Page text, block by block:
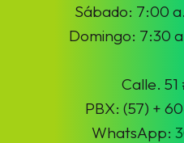
Sábado: 7:00
Domingo: 7:30
Calle. 51
PBX: (57) +
WhatsApp: